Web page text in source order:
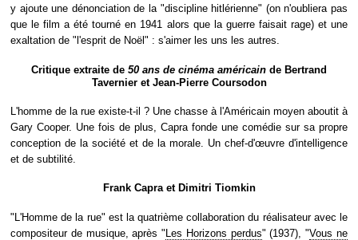
y ajoute une dénonciation de la "discipline hitlérienne" (on n'oubliera pas
que le film a été tourné en 1941 alors que la guerre faisait rage) et une
exaltation de "l'esprit de Noël" : s'aimer les uns les autres.
Critique extraite de 50 ans de cinéma américain de Bertrand
Tavernier et Jean-Pierre Coursodon
L'homme de la rue existe-t-il ? Une chasse à l'Américain moyen aboutit à
Gary Cooper. Une fois de plus, Capra fonde une comédie sur sa propre
conception de la société et de la morale. Un chef-d'œuvre d'intelligence
et de subtilité.
Frank Capra et Dimitri Tiomkin
"L'Homme de la rue" est la quatrième collaboration du réalisateur avec le
compositeur de musique, après " Les Horizons perdus" (1937), "Vous ne